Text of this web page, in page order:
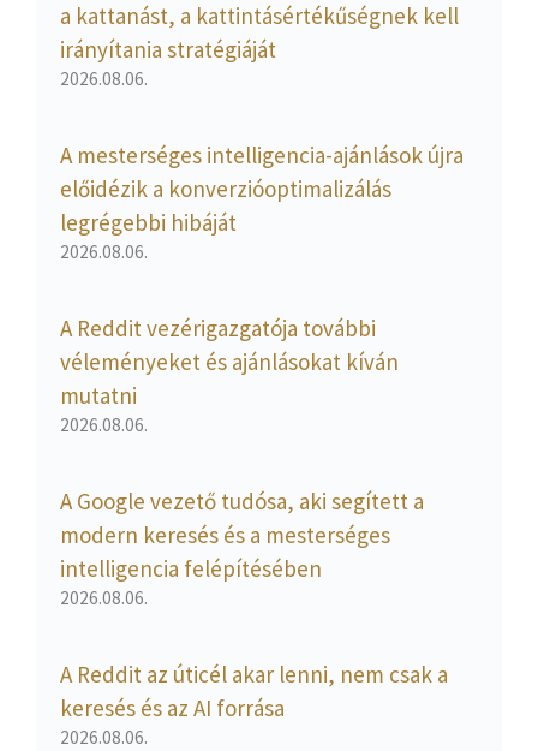
a kattanást, a kattintásértékűségnek kell
irányítania stratégiáját
2026.08.06.
A mesterséges intelligencia-ajánlások újra
előidézik a konverzióoptimalizálás
legrégebbi hibáját
2026.08.06.
A Reddit vezérigazgatója további
véleményeket és ajánlásokat kíván
mutatni
2026.08.06.
A Google vezető tudósa, aki segített a
modern keresés és a mesterséges
intelligencia felépítésében
2026.08.06.
A Reddit az úticél akar lenni, nem csak a
keresés és az AI forrása
2026.08.06.